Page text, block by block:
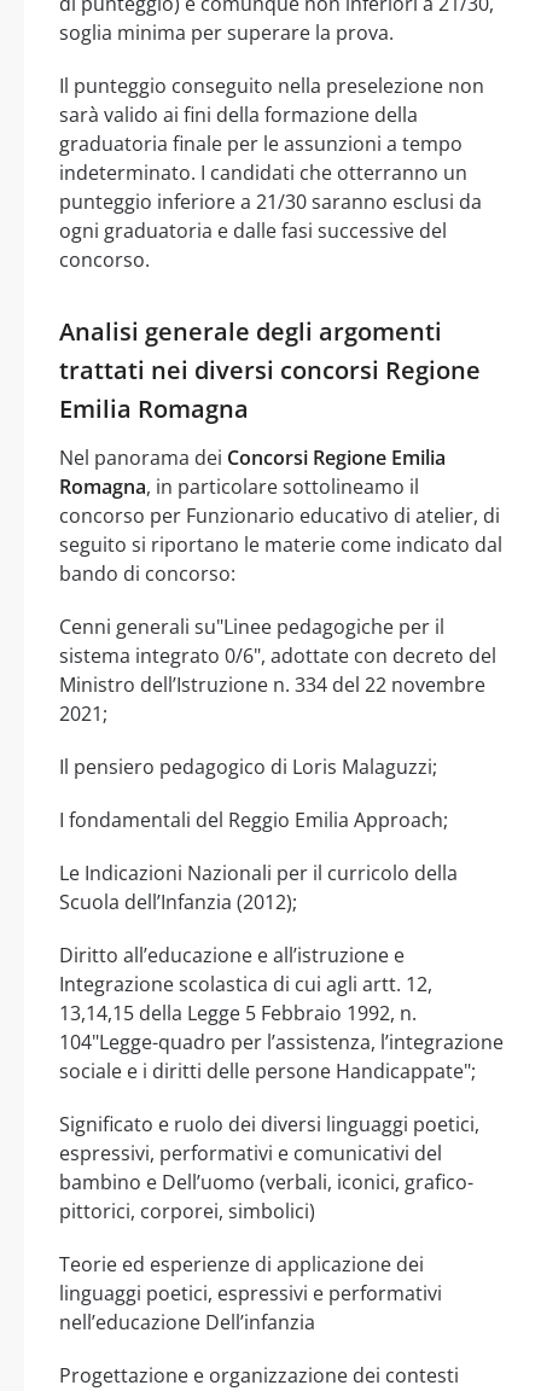
soglia minima per superare la prova.
Il punteggio conseguito nella preselezione non
sarà valido ai fini della formazione della
graduatoria finale per le assunzioni a tempo
indeterminato. I candidati che otterranno un
punteggio inferiore a 21/30 saranno esclusi da
ogni graduatoria e dalle fasi successive del
concorso.
Analisi generale degli argomenti
trattati nei diversi concorsi Regione
Emilia Romagna
Nel panorama dei Concorsi Regione Emilia
Romagna, in particolare sottolineamo il
concorso per Funzionario educativo di atelier, di
seguito si riportano le materie come indicato dal
bando di concorso:
Cenni generali su"Linee pedagogiche per il
sistema integrato 0/6", adottate con decreto del
Ministro dell’Istruzione n. 334 del 22 novembre
2021;
Il pensiero pedagogico di Loris Malaguzzi;
I fondamentali del Reggio Emilia Approach;
Le Indicazioni Nazionali per il curricolo della
Scuola dell’Infanzia (2012);
Diritto all’educazione e all’istruzione e
Integrazione scolastica di cui agli artt. 12,
13,14,15 della Legge 5 Febbraio 1992, n.
104"Legge-quadro per l’assistenza, l’integrazione
sociale e i diritti delle persone Handicappate";
Significato e ruolo dei diversi linguaggi poetici,
espressivi, performativi e comunicativi del
bambino e Dell’uomo (verbali, iconici, grafico-
pittorici, corporei, simbolici)
Teorie ed esperienze di applicazione dei
linguaggi poetici, espressivi e performativi
nell’educazione Dell’infanzia
Progettazione e organizzazione dei contesti